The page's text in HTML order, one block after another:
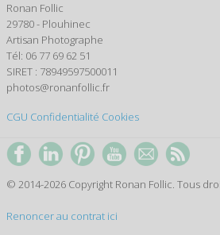
Ronan Follic
29780 - Plouhinec
Artisan Photographe
Tél: 06 77 69 62 51
SIRET : 78949597500011
photos@ronanfollic.fr
CGU Confidentialité Cookies
© 2014-2026 Copyright Ronan Follic. Tous
Renoncer au contrat ici